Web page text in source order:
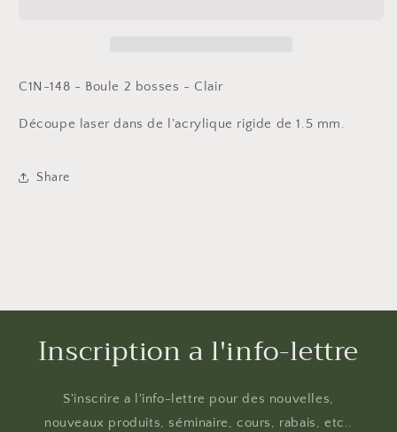
C1N-148 - Boule 2 bosses - Clair
Découpe laser dans de l'acrylique rigide de 1.5 mm.
Share
Inscription a l'info-lettre
S'inscrire a l'info-lettre pour des nouvelles,
nouveaux produits, séminaire, cours, rabais, etc..